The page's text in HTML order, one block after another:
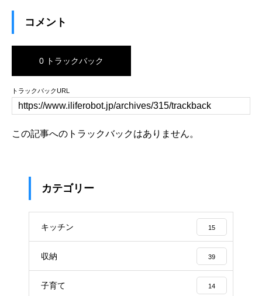
コメント
0 トラックバック
トラックバックURL
この記事へのトラックバックはありません。
カテゴリー
キッチン 15
収納 39
子育て 14